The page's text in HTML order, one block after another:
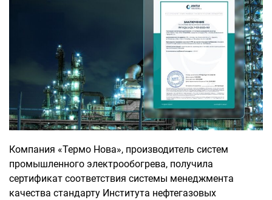
Компания «Термо Нова», производитель систем
промышленного электрообогрева, получила
сертификат соответствия системы менеджмента
качества стандарту Института нефтегазовых